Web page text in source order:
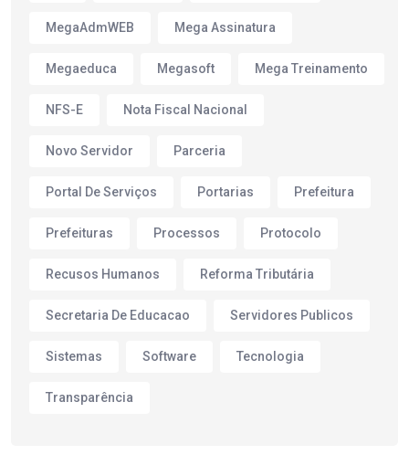
MegaAdmWEB Mega Assinatura
Megaeduca Megasoft Mega Treinamento
NFS-E Nota Fiscal Nacional
Novo Servidor Parceria
Portal De Serviços Portarias Prefeitura
Prefeituras Processos Protocolo
Recusos Humanos Reforma Tributária
Secretaria De Educacao Servidores Publicos
Sistemas Software Tecnologia
Transparência